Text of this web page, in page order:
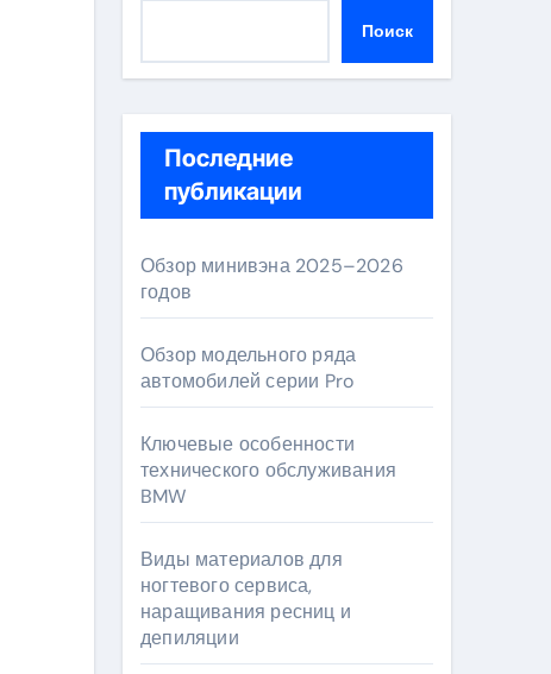
Поиск
Последние
публикации
Обзор минивэна 2025–2026
годов
Обзор модельного ряда
автомобилей серии Pro
Ключевые особенности
технического обслуживания
BMW
Виды материалов для
ногтевого сервиса,
наращивания ресниц и
депиляции